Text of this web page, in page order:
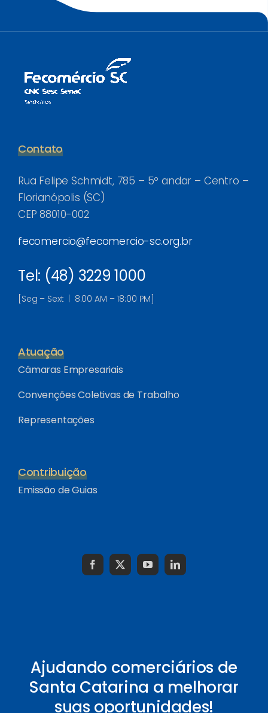
Contato
Rua Felipe Schmidt, 785 – 5º andar – Centro –
Florianópolis (SC)
CEP 88010-002
fecomercio@fecomercio-sc.org.br
Tel: (48) 3229 1000
[Seg – Sext | 8:00 AM – 18:00 PM]
Atuação
Câmaras Empresariais
Convenções Coletivas de Trabalho
Representações
Contribuição
Emissão de Guias
Ajudando comerciários de
Santa Catarina a melhorar
suas oportunidades!